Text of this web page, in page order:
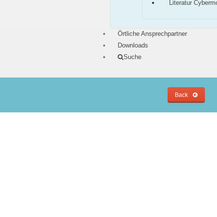
Literatur
Örtliche Ansprechpartner
Downloads
Suche
Back